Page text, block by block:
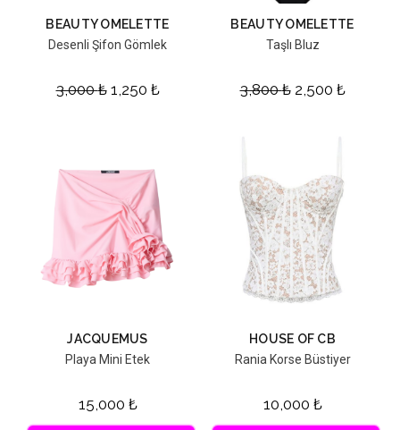
BEAUTY OMELETTE
Desenli Şifon Gömlek
3,000₺ 1,250 ₺
BEAUTY OMELETTE
Taşlı Bluz
3,800₺ 2,500 ₺
JACQUEMUS
Playa Mini Etek
15,000 ₺
HOUSE OF CB
Rania Korse Büstiyer
10,000 ₺